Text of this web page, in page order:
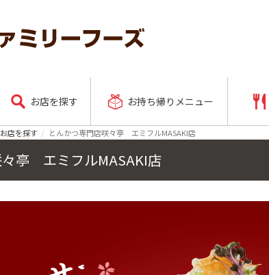
お店を探す お持ち帰りメニュー
お店を探す とんかつ専門店咲々亭 エミフルMASAKI店
々亭 エミフルMASAKI店